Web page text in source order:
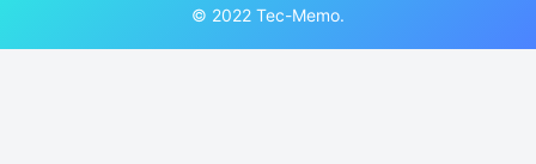
© 2022 Tec-Memo.